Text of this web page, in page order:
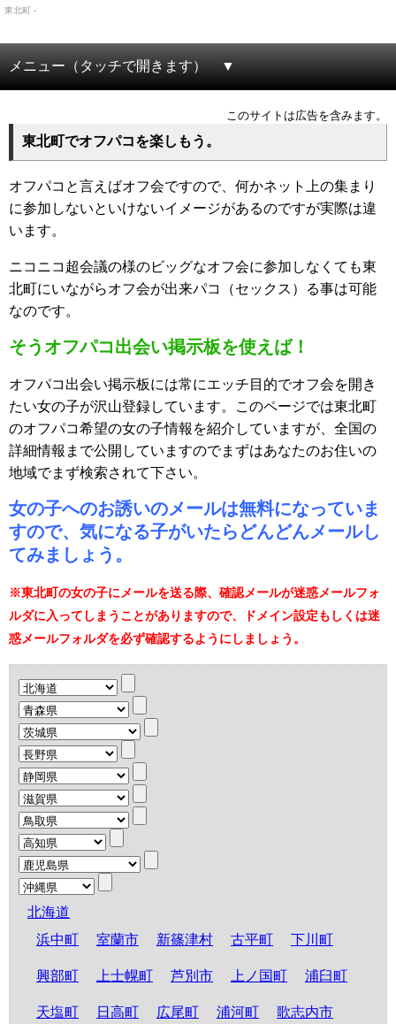
東北町 -
メニュー（タッチで開きます）
このサイトは広告を含みます。
東北町でオフパコを楽しもう。
オフパコと言えばオフ会ですので、何かネット上の集まり
に参加しないといけないイメージがあるのですが実際は違
います。
ニコニコ超会議の様のビッグなオフ会に参加しなくても東
北町にいながらオフ会が出来パコ（セックス）る事は可能
なのです。
そうオフパコ出会い掲示板を使えば！
オフパコ出会い掲示板には常にエッチ目的でオフ会を開き
たい女の子が沢山登録しています。このページでは東北町
のオフパコ希望の女の子情報を紹介していますが、全国の
詳細情報まで公開していますのでまずはあなたのお住いの
地域でまず検索されて下さい。
女の子へのお誘いのメールは無料になっていま
すので、気になる子がいたらどんどんメールし
てみましょう。
※東北町の女の子にメールを送る際、確認メールが迷惑メールフォ
ルダに入ってしまうことがありますので、ドメイン設定もしくは迷
惑メールフォルダを必ず確認するようにしましょう。
北海道
浜中町
室蘭市 新篠津村 古平町 下川町
興部町 上士幌町 芦別市 上ノ国町 浦臼町
天塩町 日高町 広尾町 浦河町 歌志内市